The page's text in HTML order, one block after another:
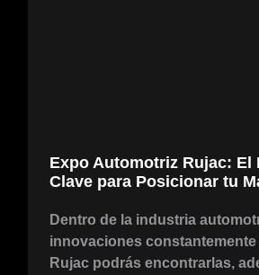
Expo Automotriz Rujac: El
Clave para Posicionar tu
Dentro de la industria
innovaciones constantemente
Rujac podrás encontrarlas,